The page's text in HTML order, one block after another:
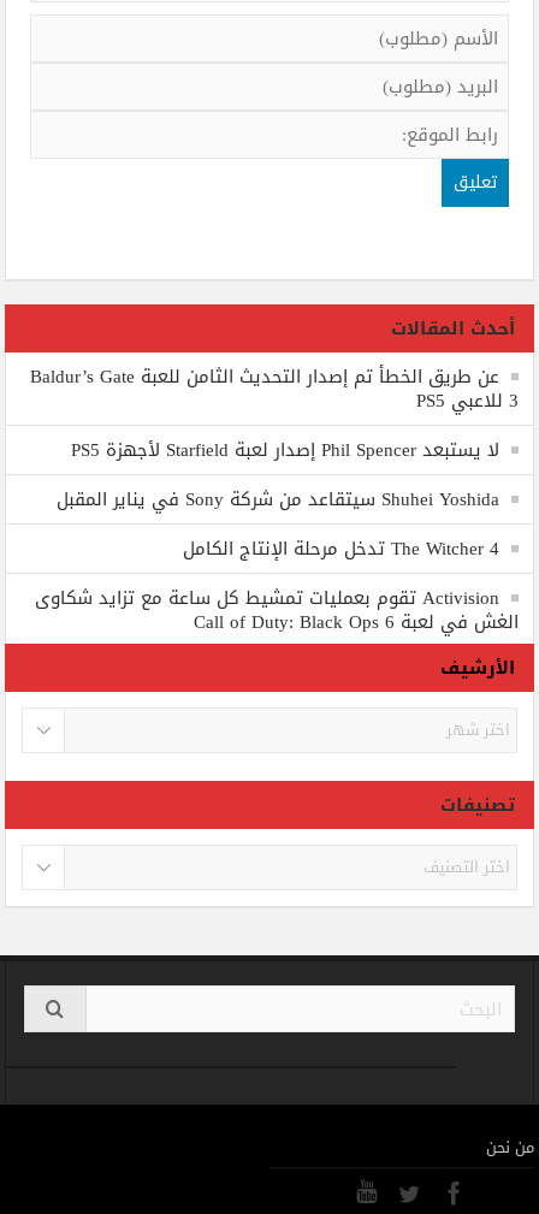
أحدث المقالات
عن طريق الخطأ تم إصدار التحديث الثامن للعبة Baldur’s Gate
3 للاعبي PS5
لا يستبعد Phil Spencer إصدار لعبة Starfield لأجهزة PS5
Shuhei Yoshida سيتقاعد من شركة Sony في يناير المقبل
The Witcher 4 تدخل مرحلة الإنتاج الكامل
Activision تقوم بعمليات تمشيط كل ساعة مع تزايد شكاوى
الغش في لعبة Call of Duty: Black Ops 6
الأرشيف
الأرشيف
تصنيفات
تصنيفات
من نحن